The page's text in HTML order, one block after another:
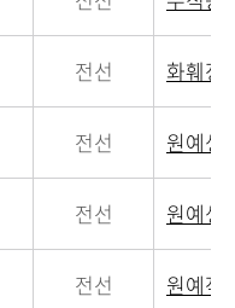
전선 화훼정
전선 원예생
전선 원예생
전선 원예작